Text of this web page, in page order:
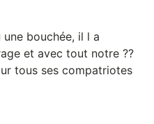
bouchée, il l a
et avec tout notre ??
tous ses compatriotes